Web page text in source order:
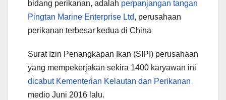
bidang perikanan, adalah perpanjangan tangan
Pingtan Marine Enterprise Ltd, perusahaan
perikanan terbesar kedua di China
Surat Izin Penangkapan Ikan (SIPI) perusahaan
yang mempekerjakan sekira 1400 karyawan ini
dicabut Kementerian Kelautan dan Perikanan
medio Juni 2016 lalu.